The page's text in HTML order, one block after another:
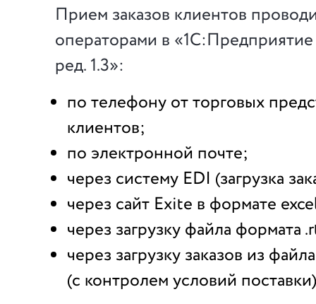
Прием заказов клиентов
операторами в
ред. 1.3»:
по телефону от торговых
клиентов;
по электронной почте;
через систему EDI (загрузка
через сайт Exite в формате
через загрузку файла формата
через загрузку заказов из
(с контролем условий